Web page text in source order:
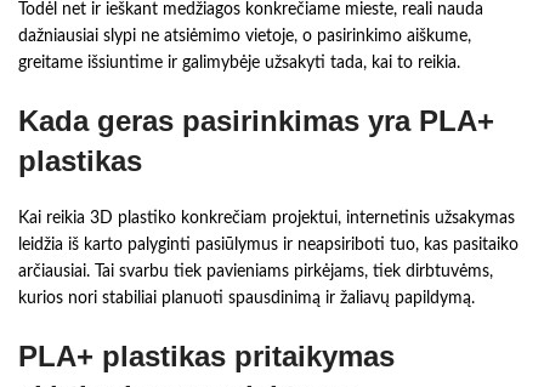
Todėl net ir ieškant medžiagos konkrečiame mieste, reali nauda
dažniausiai slypi ne atsiėmimo vietoje, o pasirinkimo aiškume,
greitame išsiuntime ir galimybėje užsakyti tada, kai to reikia.
Kada geras pasirinkimas yra PLA+
plastikas
Kai reikia 3D plastiko konkrečiam projektui, internetinis užsakymas
leidžia iš karto palyginti pasiūlymus ir neapsiriboti tuo, kas pasitaiko
arčiausiai. Tai svarbu tiek pavieniams pirkėjams, tiek dirbtuvėms,
kurios nori stabiliai planuoti spausdinimą ir žaliavų papildymą.
PLA+ plastikas pritaikymas